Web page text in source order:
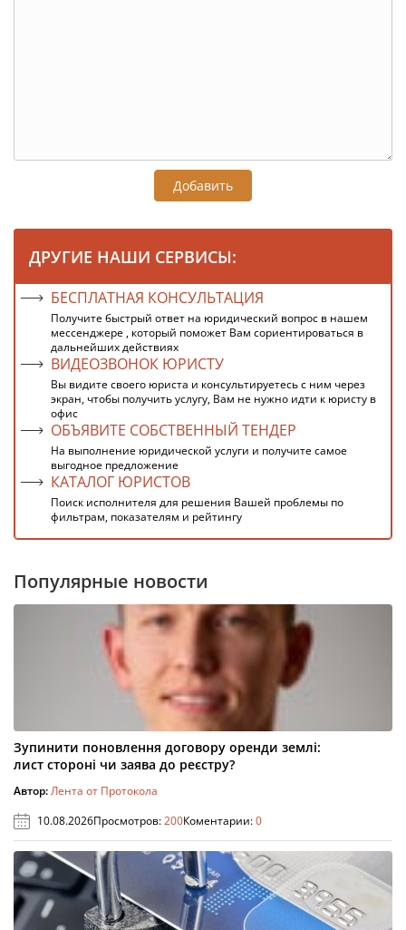
Добавить
ДРУГИЕ НАШИ СЕРВИСЫ:
БЕСПЛАТНАЯ КОНСУЛЬТАЦИЯ
Получите быстрый ответ на юридический вопрос в нашем
мессенджере , который поможет Вам сориентироваться в
дальнейших действиях
ВИДЕОЗВОНОК ЮРИСТУ
Вы видите своего юриста и консультируетесь с ним через
экран, чтобы получить услугу, Вам не нужно идти к юристу в
офис
ОБЪЯВИТЕ СОБСТВЕННЫЙ ТЕНДЕР
На выполнение юридической услуги и получите самое
выгодное предложение
КАТАЛОГ ЮРИСТОВ
Поиск исполнителя для решения Вашей проблемы по
фильтрам, показателям и рейтингу
Популярные новости
Зупинити поновлення договору оренди землі:
лист стороні чи заява до реєстру?
Автор:Лента от Протокола
10.08.2026Просмотров:200Коментарии:0